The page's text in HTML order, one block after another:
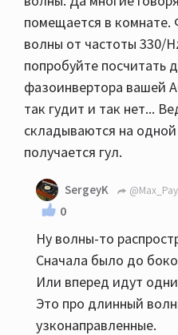
помещается в комнате.
волны от частоты 330/
попробуйте посчитать
фазоинвертора вашей
так гудит и так нет...
складываются на одной
получается гул.
SergeyK
0
Ну волны-то
Сначала было до
Или вперед идут
Это про длинный
узконаправленные.